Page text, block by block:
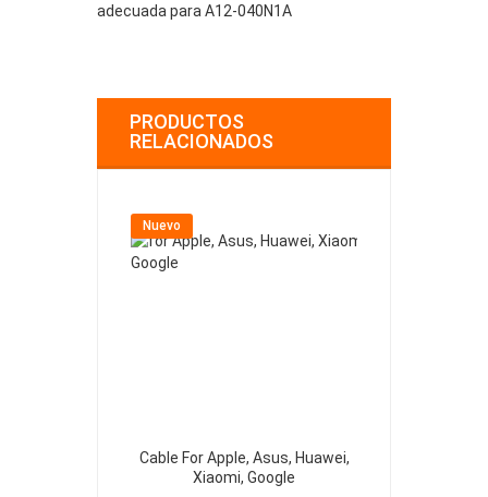
adecuada para A12-040N1A
PRODUCTOS
RELACIONADOS
Nuevo
Cable For Apple, Asus, Huawei,
Xiaomi, Google